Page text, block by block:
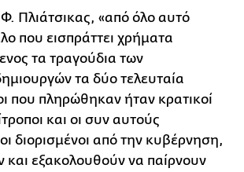
Πλιάτσικας, «από όλο αυτό
που εισπράττει χρήματα
τα τραγούδια των
τα δύο τελευταία
που πληρώθηκαν ήταν κρατικοί
και οι συν αυτούς
διορισμένοι από την κυβέρνηση,
και εξακολουθούν να παίρνουν